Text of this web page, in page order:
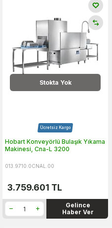
Stokta Yok
Ücretsiz Kargo
Hobart Konveyörlü Bulaşık Yıkama
Makinesi, Cna-L 3200
013.9710.0CNAL.00
3.759.601 TL
Gelince
Haber Ver